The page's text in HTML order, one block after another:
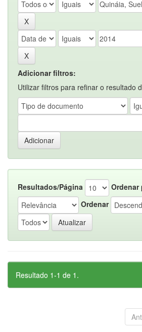
Adicionar filtros:
Utilizar filtros para refinar o resultado
Resultados/Página
Ordenar
Ordenar
Resultado 1-1 de 1.